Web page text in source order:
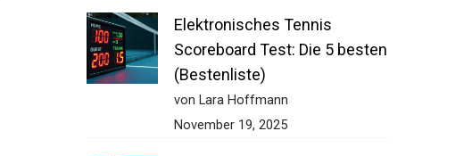
Elektronisches Tennis
Scoreboard Test: Die 5 besten
(Bestenliste)
von Lara Hoffmann
November 19, 2025